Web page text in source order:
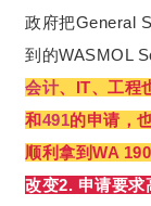
政府把General
到的WASMOL
会计、IT、工程
和491的申请，
顺利拿到WA 190
改变2. 申请要求